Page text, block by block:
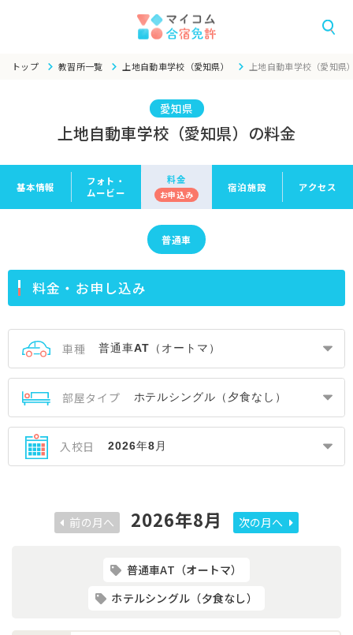
トップ 教習所一覧 上地自動車学校（愛知県） 上地自動車学校（愛知県
愛知県
上地自動車学校（愛知県）の料金
基本情報
フォト・
ムービー
料金
お申込み
宿泊施設 アクセス
普通車
料金・お申し込み
車種
部屋タイプ
入校日
前の月へ 2026年8月 次の月へ
普通車AT（オートマ）
ホテルシングル（夕食なし）